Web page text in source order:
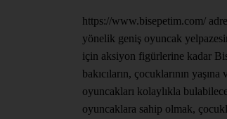
https://www.bisepetim.com/
yönelik geniş oyuncak
için aksiyon figürlerine kadar
bakıcıların, çocuklarının
oyuncakları kolaylıkla
oyuncaklara sahip olmak,